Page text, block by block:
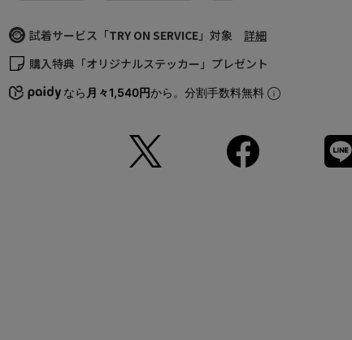
返品について
サイズの測り方について
Sleeve length
Width
Shoulder width
試着サービス「TRY ON SERVICE」対象 詳細
購入特典「オリジナルステッカー」プレゼント
なら 月々1,540円から。分割手数料無料